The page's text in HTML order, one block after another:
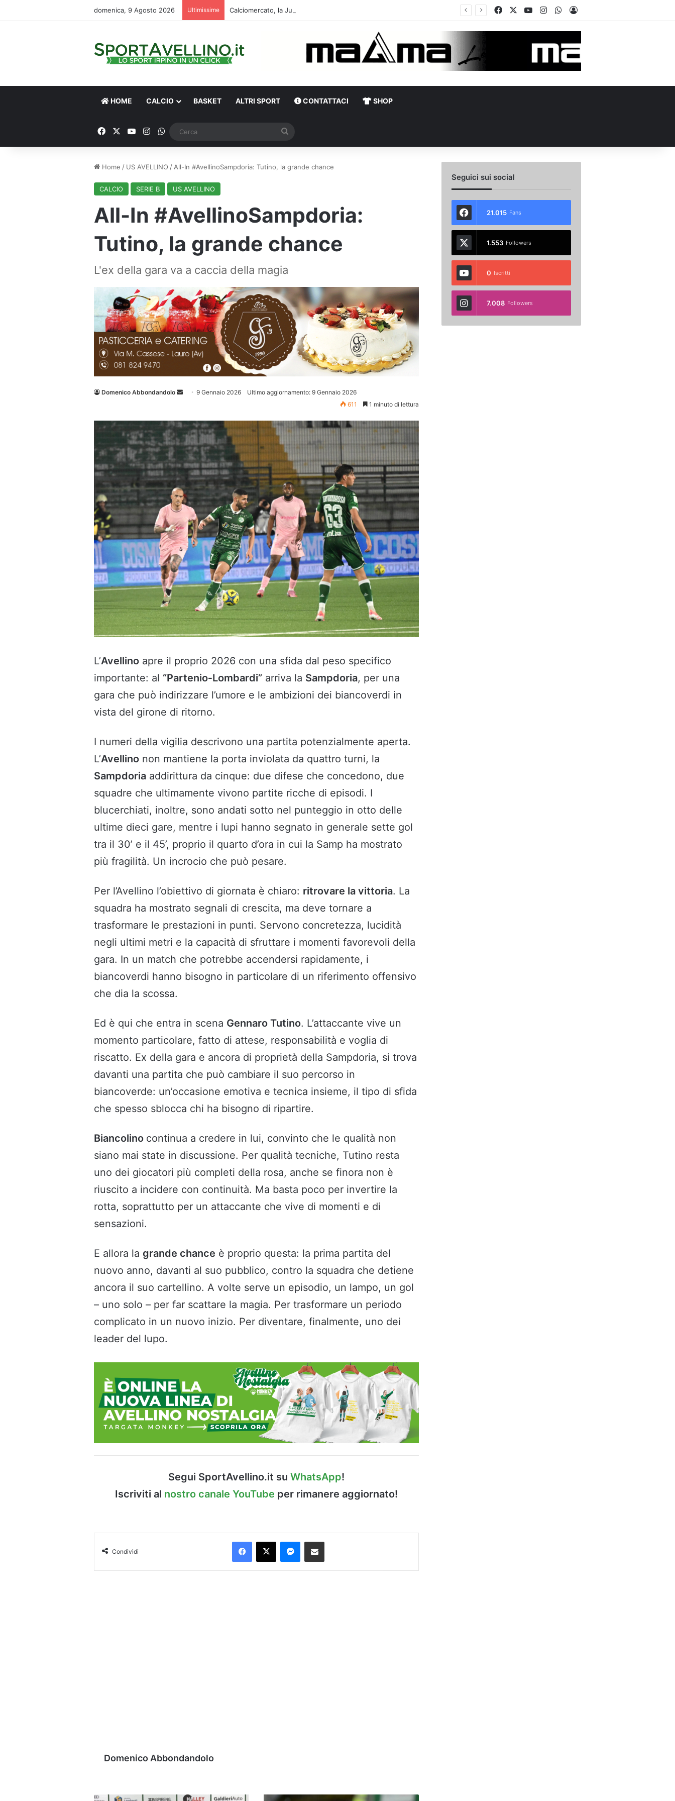
domenica, 9 Agosto 2026 Ultimissime FacebookYou TubeInstagramWhatsApp
Accedi
HOME CALCIO BASKET ALTRI SPORT CONTATTACI SHOP
FacebookYou TubeInstagram
WhatsApp
Home / US AVELLINO / All-In #AvellinoSampdoria: Tutino, la grande chance
CALCIO SERIE B US AVELLINO
All-In #AvellinoSampdoria:
Tutino, la grande chance
L'ex della gara va a caccia della magia
Domenico Abbondandolo
Invia 9 Gennaio 2026
Ultimo aggiornamento: 9 Gennaio 2026
611
1 minuto di lettura
L’Avellino apre il proprio 2026 con una sfida dal peso specifico
importante: al “Partenio‑Lombardi” arriva la Sampdoria, per una
gara che può indirizzare l’umore e le ambizioni dei biancoverdi in
vista del girone di ritorno.
I numeri della vigilia descrivono una partita potenzialmente aperta.
L’Avellino non mantiene la porta inviolata da quattro turni, la
Sampdoria addirittura da cinque: due difese che concedono, due
squadre che ultimamente vivono partite ricche di episodi. I
blucerchiati, inoltre, sono andati sotto nel punteggio in otto delle
ultime dieci gare, mentre i lupi hanno segnato in generale sette gol
tra il 30’ e il 45’, proprio il quarto d’ora in cui la Samp ha mostrato
più fragilità. Un incrocio che può pesare.
Per l’Avellino l’obiettivo di giornata è chiaro: ritrovare la vittoria. La
squadra ha mostrato segnali di crescita, ma deve tornare a
trasformare le prestazioni in punti. Servono concretezza, lucidità
negli ultimi metri e la capacità di sfruttare i momenti favorevoli della
gara. In un match che potrebbe accendersi rapidamente, i
biancoverdi hanno bisogno in particolare di un riferimento offensivo
che dia la scossa.
Ed è qui che entra in scena Gennaro Tutino. L’attaccante vive un
momento particolare, fatto di attese, responsabilità e voglia di
riscatto. Ex della gara e ancora di proprietà della Sampdoria, si trova
davanti una partita che può cambiare il suo percorso in
biancoverde: un’occasione emotiva e tecnica insieme, il tipo di sfida
che spesso sblocca chi ha bisogno di ripartire.
Biancolino continua a credere in lui, convinto che le qualità non
siano mai state in discussione. Per qualità tecniche, Tutino resta
uno dei giocatori più completi della rosa, anche se finora non è
riuscito a incidere con continuità. Ma basta poco per invertire la
rotta, soprattutto per un attaccante che vive di momenti e di
sensazioni.
E allora la grande chance è proprio questa: la prima partita del
nuovo anno, davanti al suo pubblico, contro la squadra che detiene
ancora il suo cartellino. A volte serve un episodio, un lampo, un gol
– uno solo – per far scattare la magia. Per trasformare un periodo
complicato in un nuovo inizio. Per diventare, finalmente, uno dei
leader del lupo.
Segui SportAvellino.it su WhatsApp!
Iscriviti al nostro canale YouTube per rimanere aggiornato!
Condividi
Facebook
X Messenger
Condividi via Email
Domenico Abbondandolo
VIDEO Verso
Seguici sui social
21.015 Fans
1.553 Followers
0 Iscritti
7.008 Followers